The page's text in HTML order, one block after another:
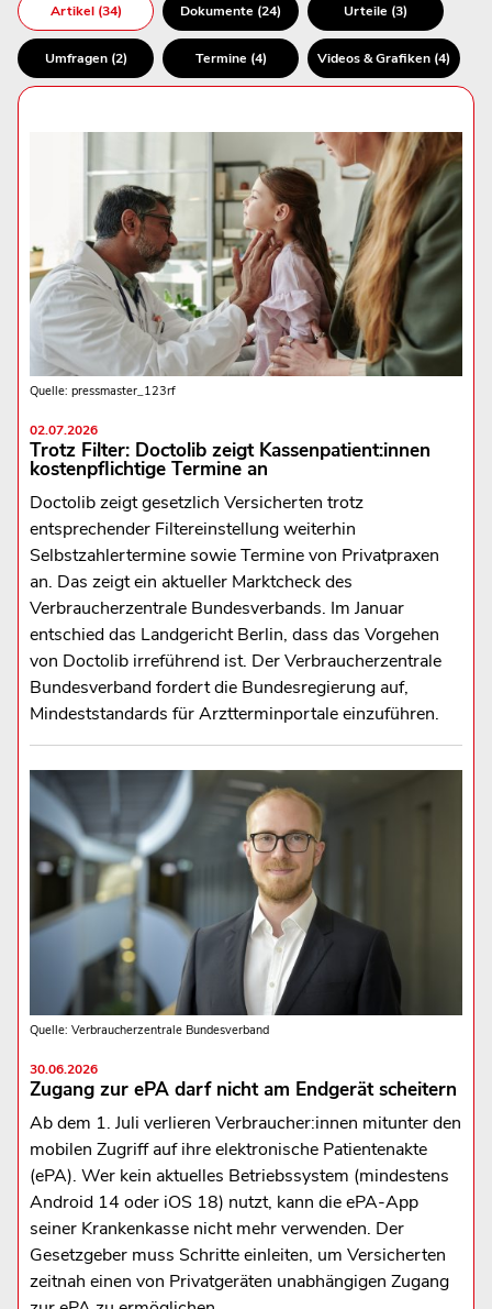
Artikel (34) Dokumente (24) Urteile (3)
Umfragen (2) Termine (4) Videos & Grafiken (4)
Quelle: pressmaster_123rf
02.07.2026
Trotz Filter: Doctolib zeigt Kassenpatient:innen
kostenpflichtige Termine an
Doctolib zeigt gesetzlich Versicherten trotz
entsprechender Filtereinstellung weiterhin
Selbstzahlertermine sowie Termine von Privatpraxen
an. Das zeigt ein aktueller Marktcheck des
Verbraucherzentrale Bundesverbands. Im Januar
entschied das Landgericht Berlin, dass das Vorgehen
von Doctolib irreführend ist. Der Verbraucherzentrale
Bundesverband fordert die Bundesregierung auf,
Mindeststandards für Arztterminportale einzuführen.
Quelle: Verbraucherzentrale Bundesverband
30.06.2026
Zugang zur ePA darf nicht am Endgerät scheitern
Ab dem 1. Juli verlieren Verbraucher:innen mitunter den
mobilen Zugriff auf ihre elektronische Patientenakte
(ePA). Wer kein aktuelles Betriebssystem (mindestens
Android 14 oder iOS 18) nutzt, kann die ePA-App
seiner Krankenkasse nicht mehr verwenden. Der
Gesetzgeber muss Schritte einleiten, um Versicherten
zeitnah einen von Privatgeräten unabhängigen Zugang